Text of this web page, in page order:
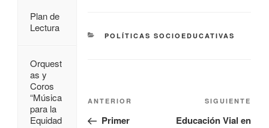
POLÍTICAS SOCIOEDUCATIVAS
ANTERIOR
Primer
SIGUIENTE
Educación Vial en
Plan de
Lectura
Orquest
as y
Coros
“Música
para la
Equidad